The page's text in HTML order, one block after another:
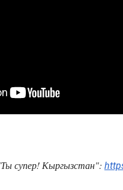
супер! Кыргызстан":